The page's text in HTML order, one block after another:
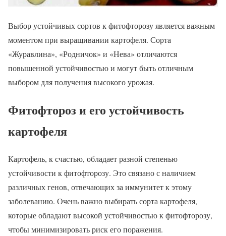
Выбор устойчивых сортов к фитофторозу является важным
моментом при выращивании картофеля. Сорта
«Журавлина», «Родничок» и «Нева» отличаются
повышенной устойчивостью и могут быть отличным
выбором для получения высокого урожая.
Фитофтороз и его устойчивость
картофеля
Картофель, к счастью, обладает разной степенью
устойчивости к фитофторозу. Это связано с наличием
различных генов, отвечающих за иммунитет к этому
заболеванию. Очень важно выбирать сорта картофеля,
которые обладают высокой устойчивостью к фитофторозу,
чтобы минимизировать риск его поражения.